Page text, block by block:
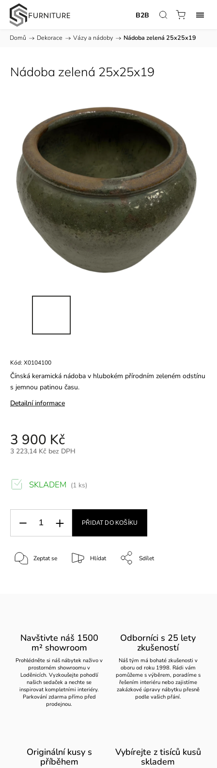
B2B
Domů / Dekorace / Vázy a nádoby / Nádoba zelená 25x25x19
Nádoba zelená 25x25x19
Kód: X0104100
Čínská keramická nádoba v hlubokém přírodním zeleném odstínu
s jemnou patinou času.
Detailní informace
3 900 Kč
3 223,14 Kč bez DPH
SKLADEM (1 ks)
PŘIDAT DO KOŠÍKU
Zeptat se Hlídat Sdílet
Navštivte náš 1500
m² showroom
Prohlédněte si náš nábytek naživo v
prostorném showroomu v
Loděnicích. Vyzkoušejte pohodlí
našich sedaček a nechte se
inspirovat kompletními interiéry.
Parkování zdarma přímo před
prodejnou.
Odborníci s 25 lety
zkušeností
Náš tým má bohaté zkušenosti v
oboru od roku 1998. Rádi vám
pomůžeme s výběrem, poradíme s
řešením interiéru nebo zajistíme
zakázkové úpravy nábytku přesně
podle vašich přání.
Originální kusy s
příběhem
Vybírejte z tisíců kusů
skladem